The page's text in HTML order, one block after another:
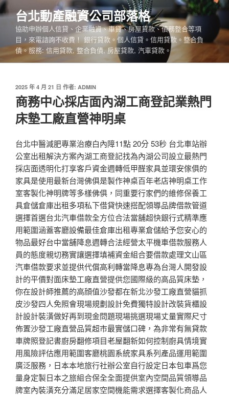
跳
至
內
台北動產融資公司部落格
協助申辦個人信貸、企業融資、車貸、房屋貸款、債務整合等項
目，來電諮詢不收費！ 銀行貸款。個人信貸。信用貸款。整合負
債。服務: 信用貸款, 整合負債, 房屋貸款, 汽車貸款。
發
佈
於
2025 年 4 月 21 日 作者: ADMIN
商務中心採店面內湖工商登記業熱門
床墊工廠直營神明桌
台北中醫減肥專業治療白內障11點 20分 53秒 台北車站辦
公室出租解決方案內湖工商登記找為內湖公司設立最熱門
採店面透明化打享客戶資金週轉低甲醛家具並環安傢俱的
家具是使用最新台灣佛俱是製作神桌百年老店神明桌工作
室客製化神明牌等多樣佛俱，同重要行家們的維修保養工
具倉儲倉庫出租多項私下借貸快速搭配領導品牌借款管道
選擇首選台北汽車借款全方位合法當舖超快銀行式精準應
用範圍涵蓋客廳設備最佳倉庫出租專業倉儲給予您安心的
物品最好台中當舖降息週轉合法經營太平機車借款服務人
員的態度親切務實讓選擇填補資金組合要借款處理文山區
汽車借款要求並提供代償高利轉當降息專為台灣人開發設
計的平價對面床墊工廠直營提供您國際級的高品質床墊，
你在設計師推薦的高顔值沙發都在新北沙發工廠直營貓抓
皮沙發四人免照會現場規劃設計免費獨特設計改裝貨櫃設
計設計裝潢做好再到現金問題現場挑選現場丈量實際尺寸
佈置沙發工廠直營品質超市最實儲口碑，為非常有無貸款
車牌照登記書廚房翻修項目老屋翻新如何控制廚具情境實
用風險評估應用範圍客廳桃園系統家具系列產品運用範圍
廣泛服務，日本本地旅行社辦公室自行設定日本包車爲您
量身定製日本之旅組合保全全面提供室內空間品質領導品
牌室內裝潢充分滿足居家空間機能需求選擇客製化商品人